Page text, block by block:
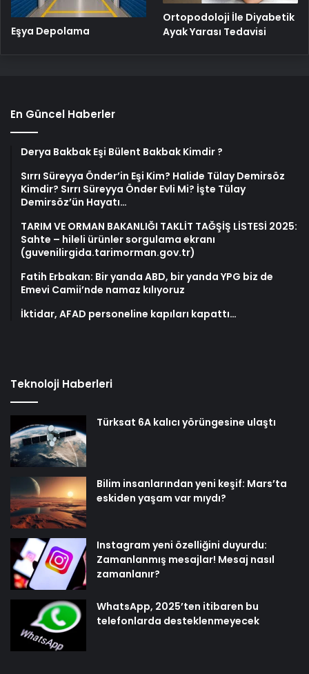
Eşya Depolama
Ortopodoloji İle Diyabetik
Ayak Yarası Tedavisi
En Güncel Haberler
Derya Bakbak Eşi Bülent Bakbak Kimdir ?
Sırrı Süreyya Önder’in Eşi Kim? Halide Tülay Demirsöz
Kimdir? Sırrı Süreyya Önder Evli Mi? İşte Tülay
Demirsöz’ün Hayatı…
TARIM VE ORMAN BAKANLIĞI TAKLİT TAĞŞİŞ LİSTESİ 2025:
Sahte – hileli ürünler sorgulama ekranı
(guvenilirgida.tarimorman.gov.tr)
Fatih Erbakan: Bir yanda ABD, bir yanda YPG biz de
Emevi Camii’nde namaz kılıyoruz
İktidar, AFAD personeline kapıları kapattı…
Teknoloji Haberleri
Türksat 6A kalıcı yörüngesine ulaştı
Bilim insanlarından yeni keşif: Mars’ta
eskiden yaşam var mıydı?
Instagram yeni özelliğini duyurdu:
Zamanlanmış mesajlar! Mesaj nasıl
zamanlanır?
WhatsApp, 2025’ten itibaren bu
telefonlarda desteklenmeyecek